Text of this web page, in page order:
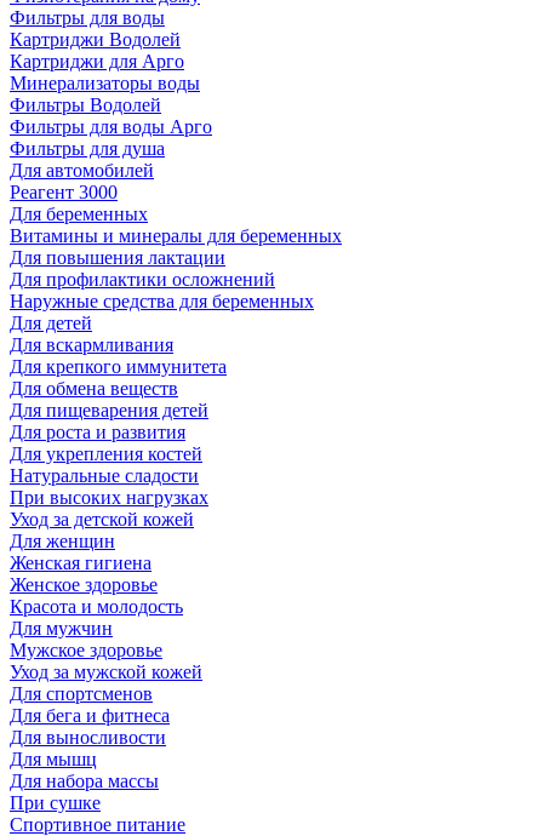
Фильтры для воды
Картриджи Водолей
Картриджи для Арго
Минерализаторы воды
Фильтры Водолей
Фильтры для воды Арго
Фильтры для душа
Для автомобилей
Реагент 3000
Для беременных
Витамины и минералы для беременных
Для повышения лактации
Для профилактики осложнений
Наружные средства для беременных
Для детей
Для вскармливания
Для крепкого иммунитета
Для обмена веществ
Для пищеварения детей
Для роста и развития
Для укрепления костей
Натуральные сладости
При высоких нагрузках
Уход за детской кожей
Для женщин
Женская гигиена
Женское здоровье
Красота и молодость
Для мужчин
Мужское здоровье
Уход за мужской кожей
Для спортсменов
Для бега и фитнеса
Для выносливости
Для мышц
Для набора массы
При сушке
Спортивное питание